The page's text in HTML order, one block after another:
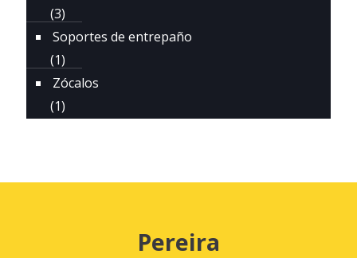
(3)
Soportes de entrepaño
(1)
Zócalos
(1)
Pereira